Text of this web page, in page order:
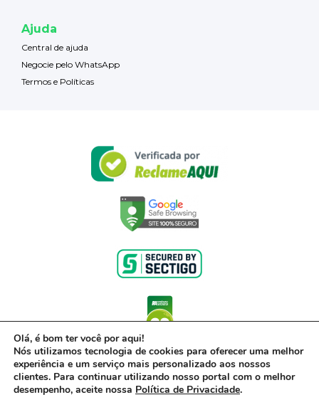
Ajuda
Central de ajuda
Negocie pelo WhatsApp
Termos e Políticas
Olá, é bom ter você por aqui!
Nós utilizamos tecnologia de cookies para oferecer uma melhor
experiência e um serviço mais personalizado aos nossos
clientes. Para continuar utilizando nosso portal com o melhor
desempenho, aceite nossa Política de Privacidade.